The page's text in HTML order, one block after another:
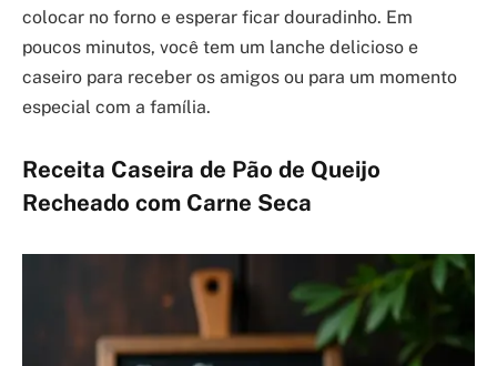
colocar no forno e esperar ficar douradinho. Em
poucos minutos, você tem um lanche delicioso e
caseiro para receber os amigos ou para um momento
especial com a família.
Receita Caseira de Pão de Queijo
Recheado com Carne Seca